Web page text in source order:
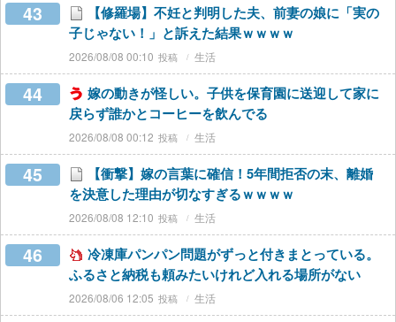
43
【修羅場】不妊と判明した夫、前妻の娘に「実の
子じゃない！」と訴えた結果ｗｗｗｗ
2026/08/08 00:10 生活
44
嫁の動きが怪しい。子供を保育園に送迎して家に
戻らず誰かとコーヒーを飲んでる
2026/08/08 00:12 生活
45
【衝撃】嫁の言葉に確信！5年間拒否の末、離婚
を決意した理由が切なすぎるｗｗｗｗ
2026/08/08 12:10 生活
46
冷凍庫パンパン問題がずっと付きまとっている。
ふるさと納税も頼みたいけれど入れる場所がない
2026/08/06 12:05 生活